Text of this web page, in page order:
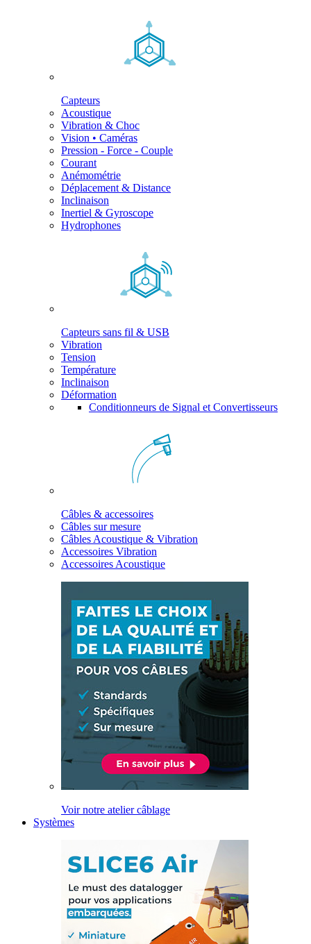
Capteurs
Acoustique
Vibration & Choc
Vision • Caméras
Pression - Force - Couple
Courant
Anémométrie
Déplacement & Distance
Inclinaison
Inertiel & Gyroscope
Hydrophones
Capteurs sans fil & USB
Vibration
Tension
Température
Inclinaison
Déformation
Conditionneurs de Signal et Convertisseurs
Câbles & accessoires
Câbles sur mesure
Câbles Acoustique & Vibration
Accessoires Vibration
Accessoires Acoustique
Voir notre atelier câblage
Systèmes